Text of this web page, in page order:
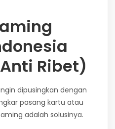
Ribet)
dipusingkan dengan
pasang kartu atau
adalah solusinya.